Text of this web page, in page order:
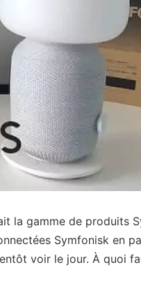
la gamme de produits
Symfonisk en
voir le jour. À quoi